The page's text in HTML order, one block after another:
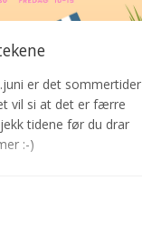
er det sommertider
vil si at det er færre
tidene før du drar
:-)